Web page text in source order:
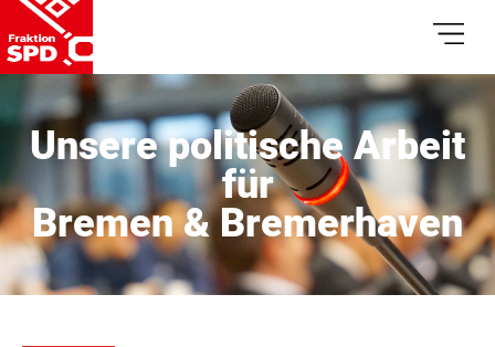
Unsere politische Arbeit
für
Bremen & Bremerhaven